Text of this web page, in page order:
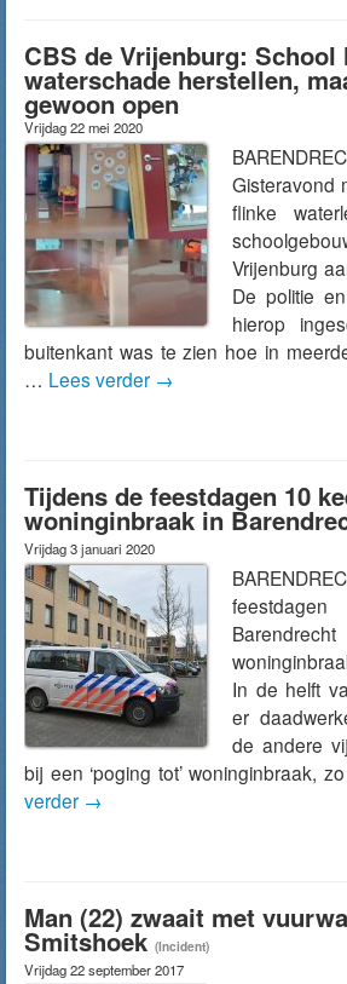
CBS de Vrijenburg: School
waterschade herstellen,
gewoon open
Vrijdag 22 mei 2020
Gisteravond
flinke
Vrijenburg
De politie
hierop
buitenkant was te zien hoe in
… Lees verder →
Tijdens de feestdagen 10
woninginbraak in
Vrijdag 3 januari 2020
In de helft
er
de andere
bij een ‘poging tot’ woninginbraak,
verder →
Man (22) zwaait met
Smitshoek (Incident)
Vrijdag 22 september 2017